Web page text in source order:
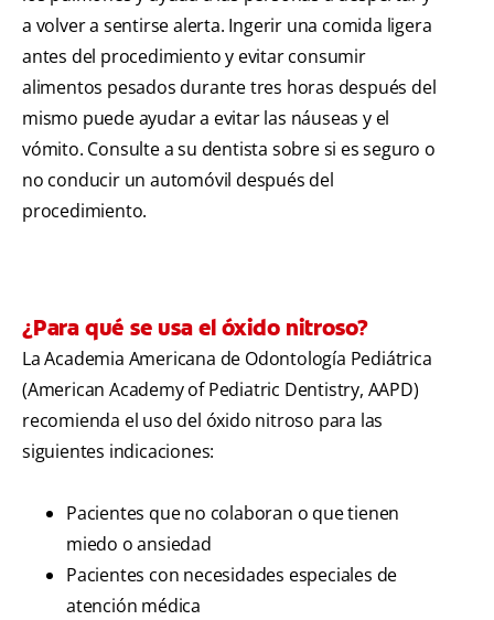
a volver a sentirse alerta. Ingerir una comida ligera
antes del procedimiento y evitar consumir
alimentos pesados durante tres horas después del
mismo puede ayudar a evitar las náuseas y el
vómito. Consulte a su dentista sobre si es seguro o
no conducir un automóvil después del
procedimiento.
¿Para qué se usa el óxido nitroso?
La Academia Americana de Odontología Pediátrica
(American Academy of Pediatric Dentistry, AAPD)
recomienda el uso del óxido nitroso para las
siguientes indicaciones:
Pacientes que no colaboran o que tienen
miedo o ansiedad
Pacientes con necesidades especiales de
atención médica